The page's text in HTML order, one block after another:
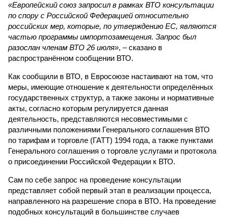
«Европейский союз запросил в рамках ВТО консультации
по спору с Российской Федерацией относительно
российских мер, которые, по утверждению ЕС, являются
частью программы импортозамещения. Запрос был
разослан членам ВТО 26 июля», – сказано в
распространённом сообщении ВТО.
Как сообщили в ВТО, в Евросоюзе настаивают на том, что
меры, имеющие отношение к деятельности определённых
государственных структур, а также законы и нормативные
акты, согласно которым регулируется данная
деятельность, представляются несовместимыми с
различными положениями Генерального соглашения ВТО
по тарифам и торговле (ГАТТ) 1994 года, а также пунктами
Генерального соглашения о торговле услугами и протокола
о присоединении Российской Федерации к ВТО.
Сам по себе запрос на проведение консультации
представляет собой первый этап в реализации процесса,
направленного на разрешение спора в ВТО. На проведение
подобных консультаций в большинстве случаев